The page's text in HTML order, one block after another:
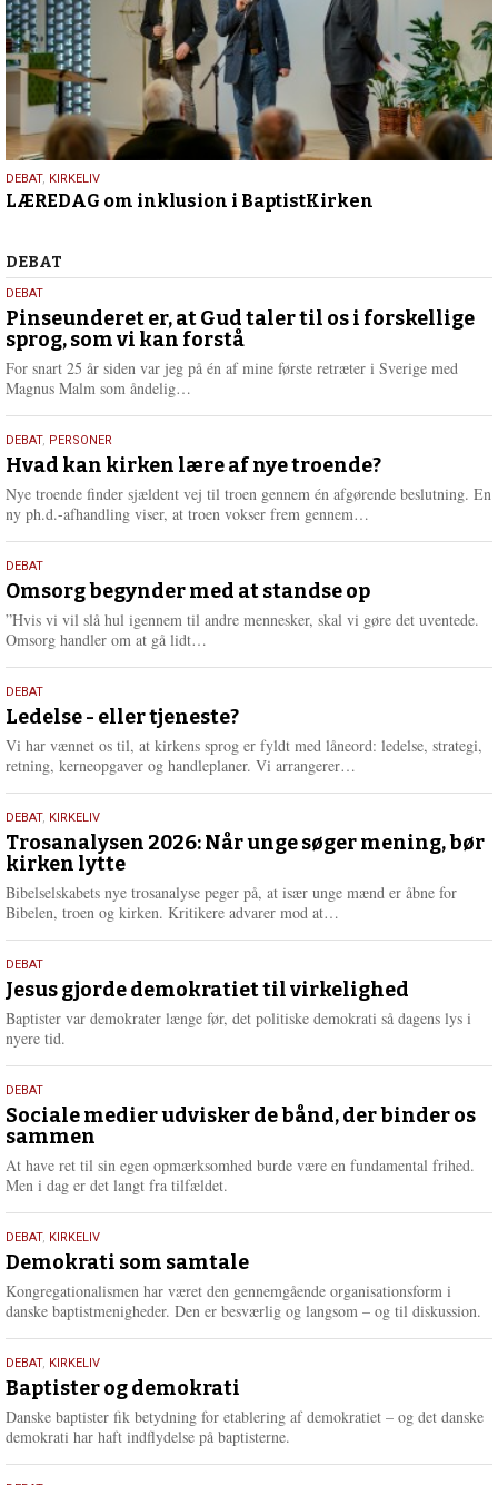
13.
maj
DEBAT, KIRKELIV
LÆREDAG om inklusion i BaptistKirken
Debat
DEBAT
5.
august
2026
DEBAT
Pinseunderet er, at Gud taler til os i forskellige
sprog, som vi kan forstå
For snart 25 år siden var jeg på én af mine første retræter i Sverige med
Magnus Malm som åndelig…
e
r
e
25.
juli
2026
DEBAT, PERSONER
Hvad kan kirken lære af nye troende?
Nye troende finder sjældent vej til troen gennem én afgørende beslutning. En
ny ph.d.-afhandling viser, at troen vokser frem gennem…
e
r
e
9.
juli
2026
DEBAT
Omsorg begynder med at standse op
”Hvis vi vil slå hul igennem til andre mennesker, skal vi gøre det uventede.
Omsorg handler om at gå lidt…
e
r
e
10.
juni
2026
DEBAT
Ledelse - eller tjeneste?
Vi har vænnet os til, at kirkens sprog er fyldt med låneord: ledelse, strategi,
retning, kerneopgaver og handleplaner. Vi arrangerer…
e
2.
juni
2026
DEBAT, KIRKELIV
Trosanalysen 2026: Når unge søger mening, bør
kirken lytte
Bibelselskabets nye trosanalyse peger på, at især unge mænd er åbne for
Bibelen, troen og kirken. Kritikere advarer mod at…
e
r
e
18.
maj
2026
DEBAT
Jesus gjorde demokratiet til virkelighed
Baptister var demokrater længe før, det politiske demokrati så dagens lys i
nyere tid.
18.
maj
2026
DEBAT
Sociale medier udvisker de bånd, der binder os
sammen
At have ret til sin egen opmærksomhed burde være en fundamental frihed.
Men i dag er det langt fra tilfældet.
18.
maj
2026
DEBAT, KIRKELIV
Demokrati som samtale
Kongregationalismen har været den gennemgående organisationsform i
danske baptistmenigheder. Den er besværlig og langsom – og til diskussion.
18.
maj
2026
DEBAT, KIRKELIV
Baptister og demokrati
Danske baptister fik betydning for etablering af demokratiet – og det danske
demokrati har haft indflydelse på baptisterne.